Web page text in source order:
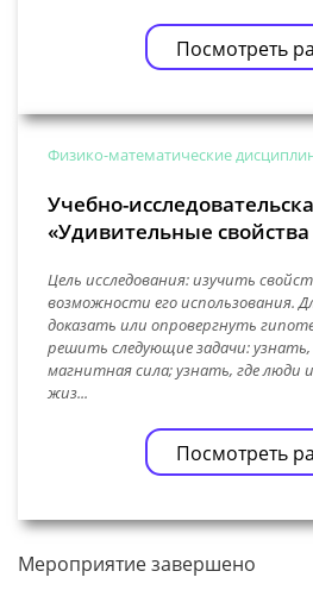
Посмотреть
Физико-математические
Учебно-
«Удивительные
Цель исследования: изучить
возможности его использования.
доказать или опровергнуть
решить следующие задачи:
магнитная сила; узнать, где
жиз...
Посмотреть
Мероприятие завершено